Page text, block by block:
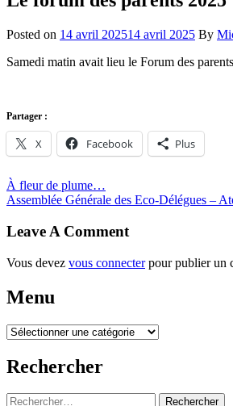
Posted on 14 avril 202514 avril 2025 By
Samedi matin avait lieu le Forum des
Partager :
X Facebook Plus
Post
navigation
À fleur de plume…
Assemblée Générale des Eco-Délégues –
Leave A Comment
Vous devez vous connecterpour publier un
Menu
Menu
Rechercher
Rechercher :